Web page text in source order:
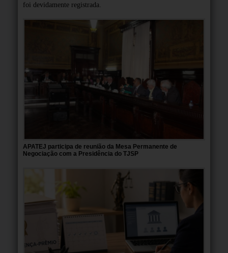
foi devidamente registrada.
APATEJ participa de reunião da Mesa Permanente de
Negociação com a Presidência do TJSP